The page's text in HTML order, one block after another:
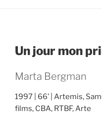
Un jour mon
Marta Bergman
1997 66’
Artemis,
films, CBA, RTBF, Arte